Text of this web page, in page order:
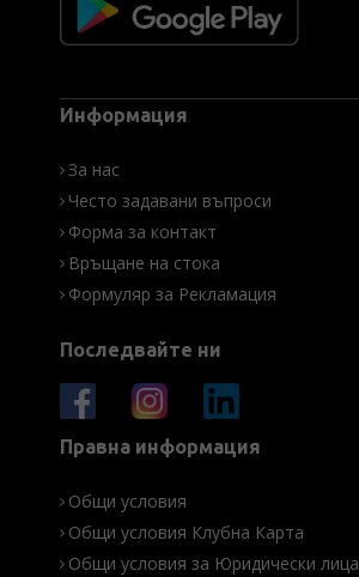
Информация
За нас
Често задавани въпроси
Форма за контакт
Връщане на стока
Формуляр за Рекламация
Последвайте ни
Правна информация
Общи условия
Общи условия Клубна Карта
Общи условия за Юридически лица